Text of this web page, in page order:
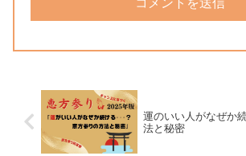
運のいい人がなぜか
法と秘密